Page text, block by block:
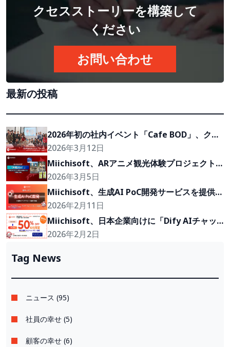
クセスストーリーを構築して
ください
お問い合わせ
最新の投稿
2026年初の社内イベント「Cafe BOD」、クラ
イアントの『Growth Partner』を目指して
2026年3月12日
Miichisoft、ARアニメ観光体験プロジェクト
「沖縄2Go！」の開発に参画
2026年3月5日
Miichisoft、生成AI PoC開発サービスを提供開
始。アイデアを2〜4週間で実現可能なプロトタ
イプに。
2026年2月11日
Miichisoft、日本企業向けに「Dify AIチャッ
トボット」導入支援プランを50％割引で提供。
2026年2月2日
Tag News
ニュース (95)
社員の幸せ (5)
顧客の幸せ (6)